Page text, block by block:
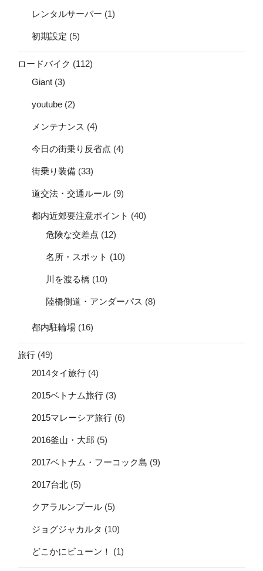
レンタルサーバー (1)
初期設定 (5)
ロードバイク (112)
Giant (3)
youtube (2)
メンテナンス (4)
今日の街乗り反省点 (4)
街乗り装備 (33)
道交法・交通ルール (9)
都内近郊要注意ポイント (40)
危険な交差点 (12)
名所・スポット (10)
川を渡る橋 (10)
陸橋側道・アンダーパス (8)
都内駐輪場 (16)
旅行 (49)
2014タイ旅行 (4)
2015ベトナム旅行 (3)
2015マレーシア旅行 (6)
2016釜山・大邱 (5)
2017ベトナム・フーコック島 (9)
2017台北 (5)
クアラルンプール (5)
ジョグジャカルタ (10)
どこかにビューン！ (1)